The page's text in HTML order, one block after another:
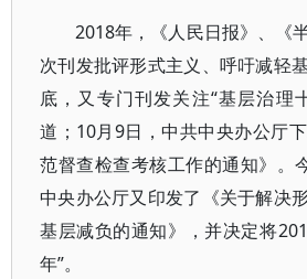
2018年，《人民日报》、《
次刊发批评形式主义、呼吁减轻
底，又专门刊发关注“基层治理
道；10月9日，中共中央办公厅
范督查检查考核工作的通知》。
中央办公厅又印发了《关于解决
基层减负的通知》，并决定将
年”。